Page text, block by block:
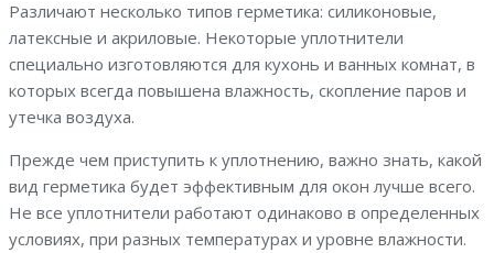
Различают несколько типов герметика: силиконовые,
латексные и акриловые. Некоторые уплотнители
специально изготовляются для кухонь и ванных комнат, в
которых всегда повышена влажность, скопление паров и
утечка воздуха.
Прежде чем приступить к уплотнению, важно знать, какой
вид герметика будет эффективным для окон лучше всего.
Не все уплотнители работают одинаково в определенных
условиях, при разных температурах и уровне влажности.